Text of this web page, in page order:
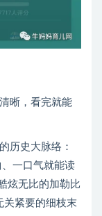
晰，看完就能
历史大脉络：
一口气就能读
炫无比的加勒比
紧要的细枝末